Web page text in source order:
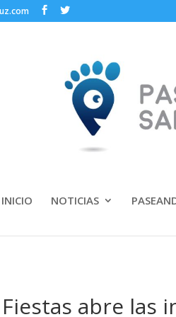
INICIO NOTICIAS
Fiestas abre las